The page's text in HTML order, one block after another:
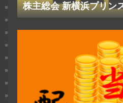
株主総会 新横浜プリン